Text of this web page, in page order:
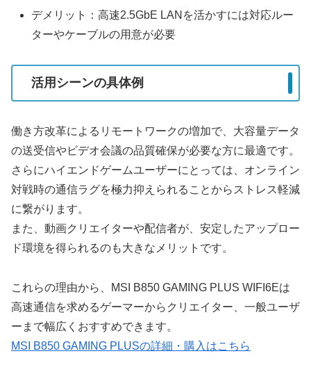
デメリット：高速2.5GbE LANを活かすには対応ルー
ターやケーブルの用意が必要
活用シーンの具体例
働き方改革によるリモートワークの増加で、大容量データ
の送受信やビデオ会議の品質確保が必要な方に最適です。
さらにハイエンドゲームユーザーにとっては、オンライン
対戦時の通信ラグを極力抑えられることからストレス軽減
に繋がります。
また、動画クリエイターや配信者が、安定したアップロー
ド環境を得られるのも大きなメリットです。
これらの理由から、MSI B850 GAMING PLUS WIFI6Eは
高速通信を求めるゲーマーからクリエイター、一般ユーザ
ーまで幅広くおすすめできます。
MSI B850 GAMING PLUSの詳細・購入はこちら